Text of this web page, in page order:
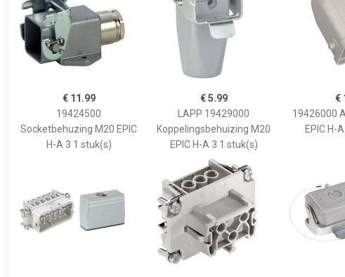
€ 11.99
19424500
Socketbehuzing M20 EPIC
H-A 3 1 stuk(s)
€ 5.99
LAPP 19429000
Koppelingsbehuizing M20
EPIC H-A 3 1 stuk(s)
€
19426000
EPIC H-